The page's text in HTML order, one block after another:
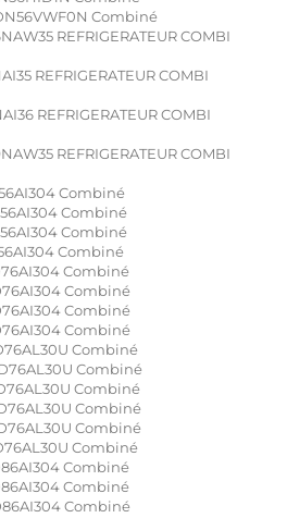
Combiné
REFRIGERATEUR COMBI
REFRIGERATEUR COMBI
REFRIGERATEUR COMBI
REFRIGERATEUR COMBI
Combiné
Combiné
Combiné
Combiné
Combiné
Combiné
Combiné
Combiné
Combiné
Combiné
Combiné
Combiné
Combiné
Combiné
Combiné
Combiné
Combiné